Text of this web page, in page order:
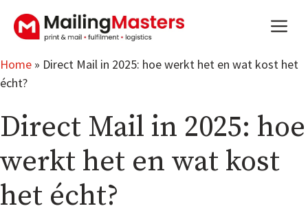
naar
inhoud
Home » Direct Mail in 2025: hoe werkt het en wat kost het
écht?
Direct Mail in 2025: hoe
werkt het en wat kost
het écht?